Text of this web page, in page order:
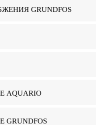
GRUNDFOS